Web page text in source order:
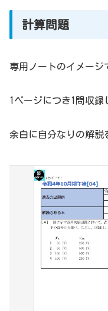
計算問題
専用ノートのイメージ
1ページにつき1問収録
余白に自分なりの解説